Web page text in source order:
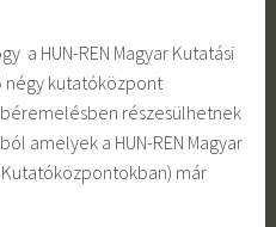
a HUN-REN Magyar Kutatási
négy kutatóközpont
részesülhetnek
amelyek a HUN-REN Magyar
már